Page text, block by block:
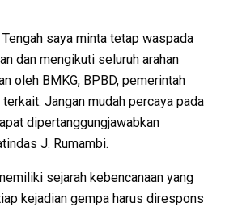
saya minta tetap waspada
dan mengikuti seluruh arahan
oleh BMKG, BPBD, pemerintah
Jangan mudah percaya pada
dipertanggungjawabkan
J. Rumambi.
sejarah kebencanaan yang
kejadian gempa harus direspons